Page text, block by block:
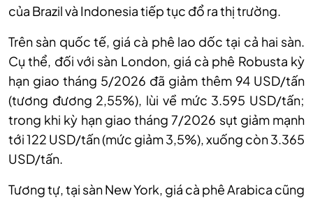
của Brazil và Indonesia tiếp tục đổ ra thị trường.
Trên sàn quốc tế, giá cà phê lao dốc tại cả hai sàn.
Cụ thể, đối với sàn London, giá cà phê Robusta kỳ
hạn giao tháng 5/2026 đã giảm thêm 94 USD/tấn
(tương đương 2,55%), lùi về mức 3.595 USD/tấn;
trong khi kỳ hạn giao tháng 7/2026 sụt giảm mạnh
tới 122 USD/tấn (mức giảm 3,5%), xuống còn 3.365
USD/tấn.
Tương tự, tại sàn New York, giá cà phê Arabica cũng